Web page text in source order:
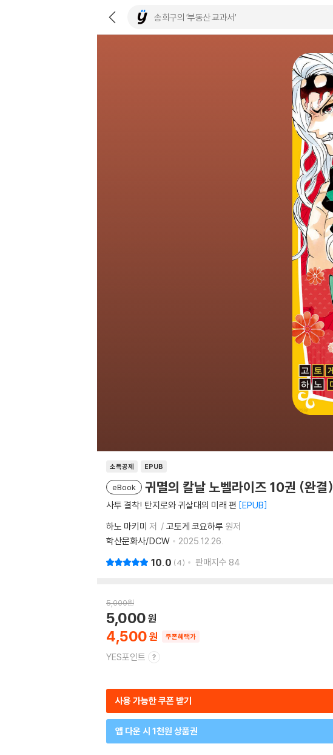
소득공제 EPUB
eBook 귀멸의 칼날 노벨라이즈 10권 (완결)
사투 결착! 탄지로와 귀살대의 미래 편 EPUB
하노 마키미 저 고토게 코요하루 원저
학산문화사/DCW
2025.12.26.
10.0 4 판매지수 84
5,000원
4,500
5,000
쿠폰혜택가
YES포인트
사용 가능한 쿠폰 받기
앱 다운 시 1천원 상품권